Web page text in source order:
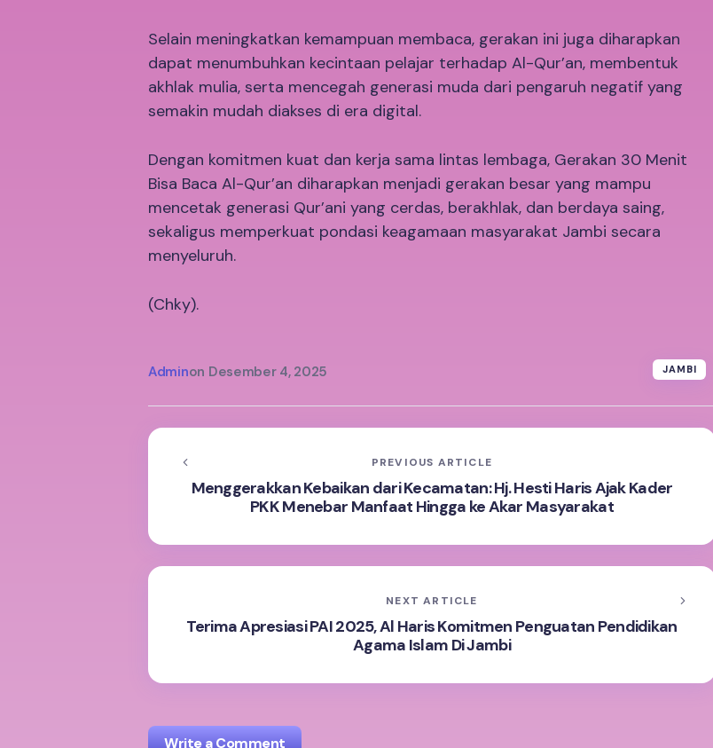
Selain meningkatkan kemampuan membaca, gerakan ini juga diharapkan
dapat menumbuhkan kecintaan pelajar terhadap Al-Qur’an, membentuk
akhlak mulia, serta mencegah generasi muda dari pengaruh negatif yang
semakin mudah diakses di era digital.
Dengan komitmen kuat dan kerja sama lintas lembaga, Gerakan 30 Menit
Bisa Baca Al-Qur’an diharapkan menjadi gerakan besar yang mampu
mencetak generasi Qur’ani yang cerdas, berakhlak, dan berdaya saing,
sekaligus memperkuat pondasi keagamaan masyarakat Jambi secara
menyeluruh.
(Chky).
Adminon Desember 4, 2025 JAMBI
PREVIOUS ARTICLE
Menggerakkan Kebaikan dari Kecamatan: Hj. Hesti Haris Ajak Kader
PKK Menebar Manfaat Hingga ke Akar Masyarakat
NEXT ARTICLE
Terima Apresiasi PAI 2025, Al Haris Komitmen Penguatan Pendidikan
Agama Islam Di Jambi
Write a Comment